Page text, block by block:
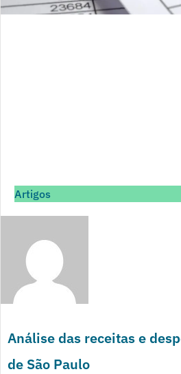
Artigos
Análise das receitas e
de São Paulo